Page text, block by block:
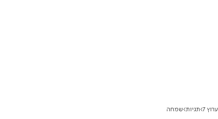
ערוץ 7 תגיות שמחה